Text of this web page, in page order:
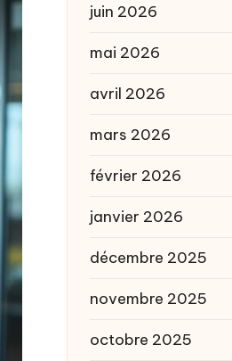
juin 2026
mai 2026
avril 2026
mars 2026
février 2026
janvier 2026
décembre 2025
novembre 2025
octobre 2025